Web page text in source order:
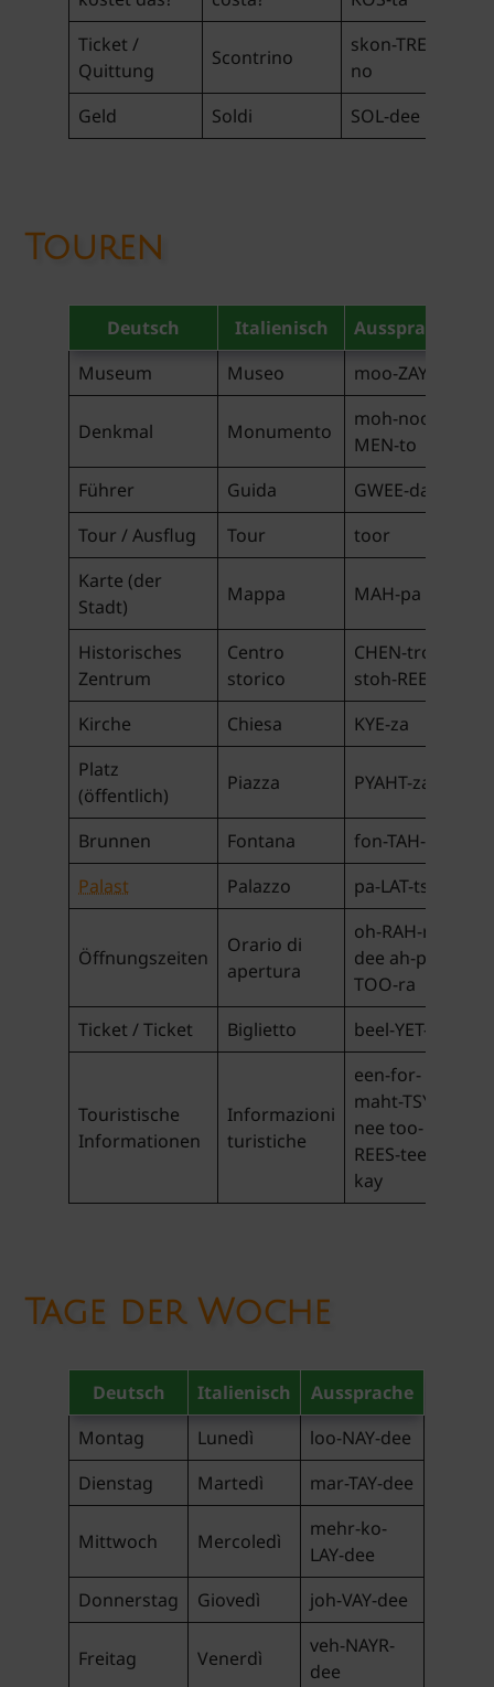
Ticket /
Quittung
Scontrino
skon-TREE-
no
Geld
Soldi SOL-dee
Touren
Deutsch Italienisch
Aussprache
Museum
Museo moo-ZAY-o
Denkmal Monumento
moh-noo-
MEN-to
Führer
Guida
GWEE-da
Tour / Ausflug
Tour
toor
Karte (der
Stadt)
Mappa MAH-pa
Historisches
Zentrum
Centro
storico
CHEN-tro
stoh-REE-ko
Kirche
Chiesa
KYE-za
Platz
(öffentlich)
Piazza PYAHT-za
Brunnen Fontana
fon-TAH-na
Palast
Palazzo pa-LAT-tso
Öffnungszeiten
Orario di
apertura
oh-RAH-ryo
dee ah-per-
TOO-ra
Ticket / Ticket
Biglietto beel-YET-to
Touristische
Informationen
Informazioni
turistiche
een-for-
maht-TSYO-
nee too-
REES-tee-
kay
Tage der Woche
Deutsch Italienisch
Aussprache
Montag
Lunedì
loo-NAY-dee
Dienstag
Martedì mar-TAY-dee
Mittwoch Mercoledì
mehr-ko-
LAY-dee
Donnerstag
Giovedì joh-VAY-dee
Freitag Venerdì
veh-NAYR-
dee